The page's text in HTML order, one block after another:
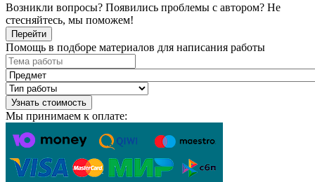
Возникли вопросы? Появились проблемы с автором? Не
стесняйтесь, мы поможем!
Перейти
Помощь в подборе материалов для написания работы
Узнать стоимость
Мы принимаем к оплате: